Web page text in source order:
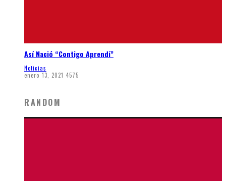
Así Nació “Contigo Aprendí”
Noticias
enero 13, 2021 4575
RANDOM